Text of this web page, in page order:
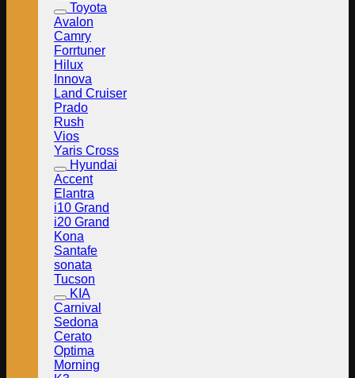
Toyota
Avalon
Camry
Forrtuner
Hilux
Innova
Land Cruiser
Prado
Rush
Vios
Yaris Cross
Hyundai
Accent
Elantra
i10 Grand
i20 Grand
Kona
Santafe
sonata
Tucson
KIA
Carnival
Sedona
Cerato
Optima
Morning